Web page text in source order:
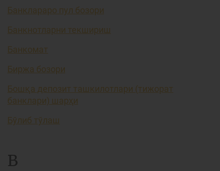
Банклараро пул бозори
Банкнотларни текшириш
Банкомат
Биржа бозори
Бошқа депозит ташкилотлари (тижорат
банклари) шарҳи
Бўлиб тўлаш
В